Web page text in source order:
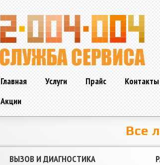
Главная Услуги Прайс Контакты
Акции
Все
ВЫЗОВ И ДИАГНОСТИКА